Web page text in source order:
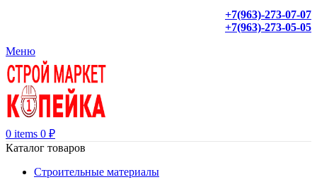
+7(963)-273-07-07
+7(963)-273-05-05
Меню
0 items 0 ₽
Каталог товаров
Строительные материалы